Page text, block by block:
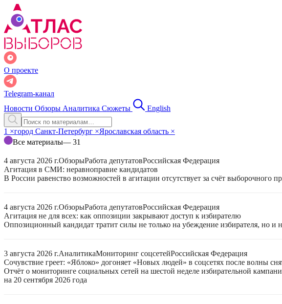
О проекте
Telegram-канал
Новости Обзоры Аналитика Сюжеты English
1 ×город Санкт-Петербург ×Ярославская область ×
Все материалы— 31
4 августа 2026 г.ОбзорыРабота депутатовРоссийская Федерация
Агитация в СМИ: неравноправие кандидатов
В России равенство возможностей в агитации отсутствует за счёт выборочного
4 августа 2026 г.ОбзорыРабота депутатовРоссийская Федерация
Агитация не для всех: как оппозиции закрывают доступ к избирателю
Оппозиционный кандидат тратит силы не только на убеждение избирателя, но и
3 августа 2026 г.АналитикаМониторинг соцсетейРоссийская Федерация
Сочувствие греет: «Яблоко» догоняет «Новых людей» в соцсетях после волны
Отчёт о мониторинге социальных сетей на шестой неделе избирательной
на 20 сентября 2026 года